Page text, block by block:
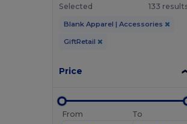
Selected
133
Blank Apparel | Accessories
GiftRetail
Price
From
To